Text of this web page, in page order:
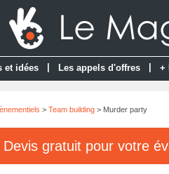
et idées Les appels d'offres +
> Team building> Murder party
Devis gratuit pour votre